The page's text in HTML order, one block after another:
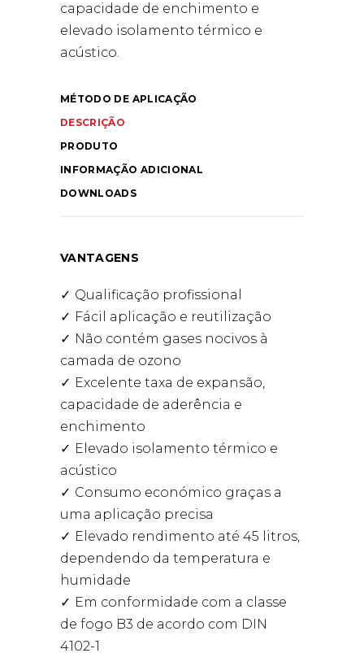
capacidade de enchimento e
elevado isolamento térmico e
acústico.
DESCRIÇÃO
INFORMAÇÃO ADICIONAL
MÉTODO DE APLICAÇÃO
PRODUTO
DOWNLOADS
VANTAGENS
Qualificação profissional
Fácil aplicação e reutilização
Não contém gases nocivos à
camada de ozono
Excelente taxa de expansão,
capacidade de aderência e
enchimento
Elevado isolamento térmico e
acústico
Consumo económico graças a
uma aplicação precisa
Elevado rendimento até 45 litros,
dependendo da temperatura e
humidade
Em conformidade com a classe
de fogo B3 de acordo com DIN
4102-1